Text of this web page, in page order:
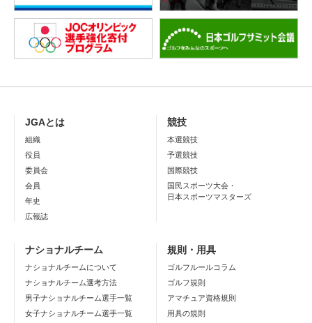
JGAとは
組織
役員
委員会
会員
年史
広報誌
競技
本選競技
予選競技
国際競技
国民スポーツ大会・
日本スポーツマスターズ
ナショナルチーム
ナショナルチームについて
ナショナルチーム選考方法
男子ナショナルチーム選手一覧
女子ナショナルチーム選手一覧
規則・用具
ゴルフルールコラム
ゴルフ規則
アマチュア資格規則
用具の規則